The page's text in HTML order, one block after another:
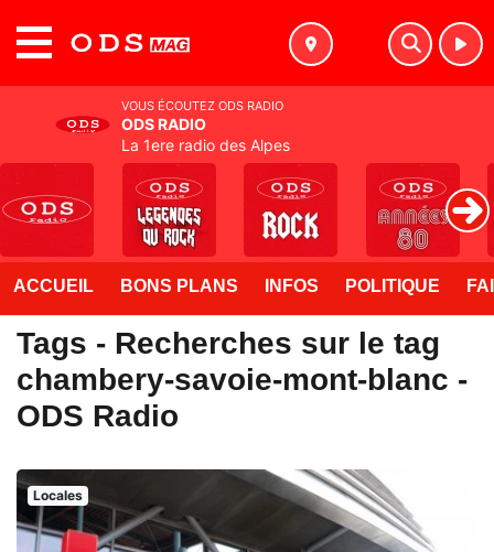
ACCUEIL BONS PLANS INFOS POLITIQUE
Tags - Recherches sur le tag
chambery-savoie-mont-blanc -
ODS Radio
Locales
VOUS ÉCOUTEZ ODS RADIO
ODS RADIO
La 1ere radio des Alpes